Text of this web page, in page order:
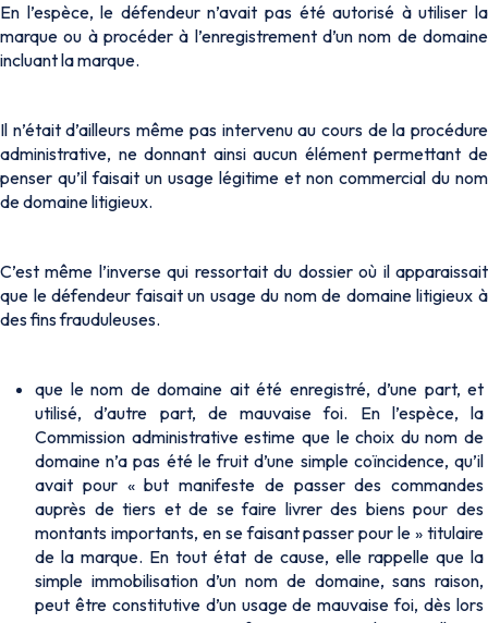
En l’espèce, le défendeur n’avait pas été autorisé à utiliser la
marque ou à procéder à l’enregistrement d’un nom de domaine
incluant la marque.
Il n’était d’ailleurs même pas intervenu au cours de la procédure
administrative, ne donnant ainsi aucun élément permettant de
penser qu’il faisait un usage légitime et non commercial du nom
de domaine litigieux.
C’est même l’inverse qui ressortait du dossier où il apparaissait
que le défendeur faisait un usage du nom de domaine litigieux à
des fins frauduleuses.
que le nom de domaine ait été enregistré, d’une part, et
utilisé, d’autre part, de mauvaise foi. En l’espèce, la
Commission administrative estime que le choix du nom de
domaine n’a pas été le fruit d’une simple coïncidence, qu’il
avait pour « but manifeste de passer des commandes
auprès de tiers et de se faire livrer des biens pour des
montants importants, en se faisant passer pour le » titulaire
de la marque. En tout état de cause, elle rappelle que la
simple immobilisation d’un nom de domaine, sans raison,
peut être constitutive d’un usage de mauvaise foi, dès lors